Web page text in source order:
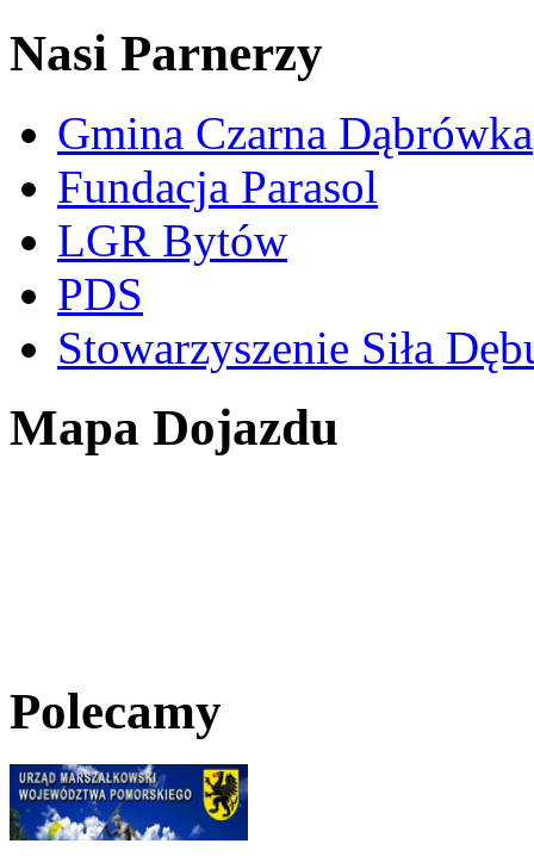
Nasi Parnerzy
Gmina Czarna Dąbrówka
Fundacja Parasol
LGR Bytów
PDS
Stowarzyszenie Siła
Mapa Dojazdu
Polecamy